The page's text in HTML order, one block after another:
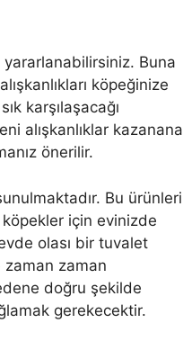
Buna
köpeğinize
karşılaşacağı
alışkanlıklar kazanana
önerilir.
Bu ürünleri
için evinizde
olası bir tuvalet
zaman zaman
doğru şekilde
gerekecektir.